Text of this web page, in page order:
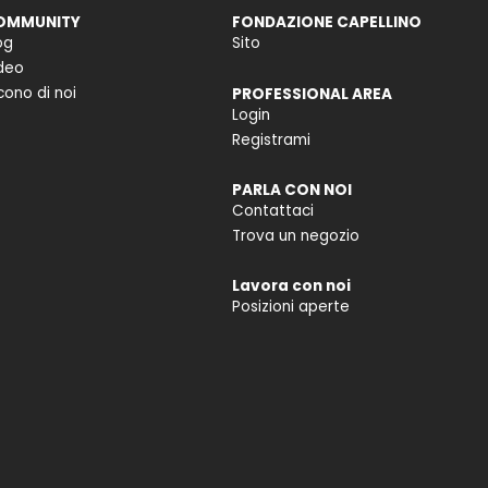
di noi
FONDAZIONE CAPELLINO
Sito
PROFESSIONAL AREA
Login
Registrami
PARLA CON NOI
Contattaci
Trova un negozio
Lavora con noi
Posizioni aperte